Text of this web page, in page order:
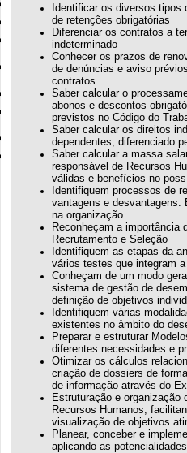
Identificar os diversos tipos
de retenções obrigatórias
Diferenciar os contratos a
indeterminado
Conhecer os prazos de
de denúncias e aviso
contratos
Saber calcular o
abonos e descontos
previstos no Código do
Saber calcular os direitos
dependentes, diferenciado
Saber calcular a massa
responsável de Recursos
válidas e benefícios no
Identifiquem processos de
vantagens e desvantagens.
na organização
Reconheçam a importância
Recrutamento e Seleção
Identifiquem as etapas da
vários testes que integram
Conheçam de um modo
sistema de gestão de
definição de objetivos
Identifiquem várias
existentes no âmbito do
Preparar e estruturar
diferentes necessidades e
Otimizar os cálculos
criação de dossiers de
de informação através do
Estruturação e organização
Recursos Humanos,
visualização de objetivos
Planear, conceber e
aplicando as